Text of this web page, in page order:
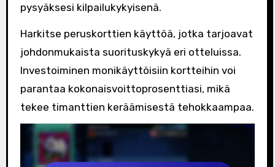
pysyäksesi kilpailukykyisenä.
Harkitse peruskorttien käyttöä, jotka tarjoavat
johdonmukaista suorituskykyä eri otteluissa.
Investoiminen monikäyttöisiin kortteihin voi
parantaa kokonaisvoittoprosenttiasi, mikä
tekee timanttien keräämisestä tehokkaampaa.